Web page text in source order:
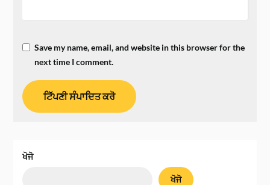
Save my name, email, and website in this browser for the
next time I comment.
ਖੋਜੋ
ਖੋਜੋ